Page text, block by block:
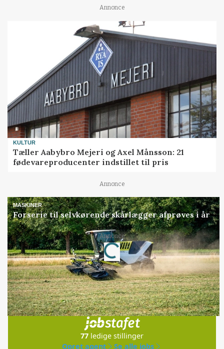
Annonce
KULTUR
Tæller Aabybro Mejeri og Axel Månsson: 21
fødevareproducenter indstillet til pris
Annonce
MASKINER
Forserie til selvkørende skårlægger afprøves i år
Annonce
Loading...
Jobs
i samarbejde med
77 ledige stillinger
Opret agent
Se alle jobs